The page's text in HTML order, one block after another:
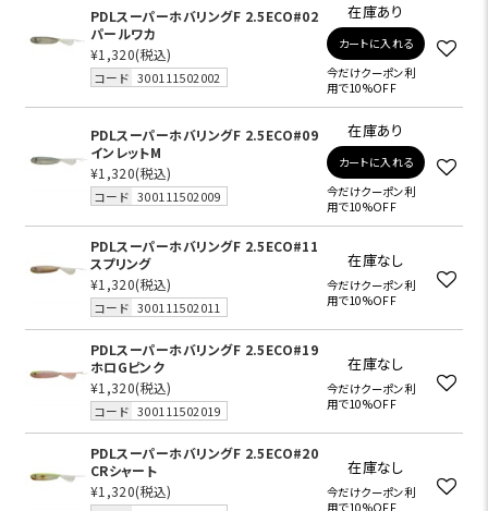
PDLスーパーホバリングF 2.5ECO#02
パールワカ
¥1,320(税込)
コード 300111502002
在庫あり
カートに入れる
今だけクーポン利
用で10%OFF
PDLスーパーホバリングF 2.5ECO#09
インレットM
¥1,320(税込)
コード 300111502009
在庫あり
カートに入れる
今だけクーポン利
用で10%OFF
PDLスーパーホバリングF 2.5ECO#11
スプリング
¥1,320(税込)
コード 300111502011
在庫なし
今だけクーポン利
用で10%OFF
PDLスーパーホバリングF 2.5ECO#19
ホロGピンク
¥1,320(税込)
コード 300111502019
在庫なし
今だけクーポン利
用で10%OFF
PDLスーパーホバリングF 2.5ECO#20
CRシャート
¥1,320(税込)
在庫なし
今だけクーポン利
用で10%OFF